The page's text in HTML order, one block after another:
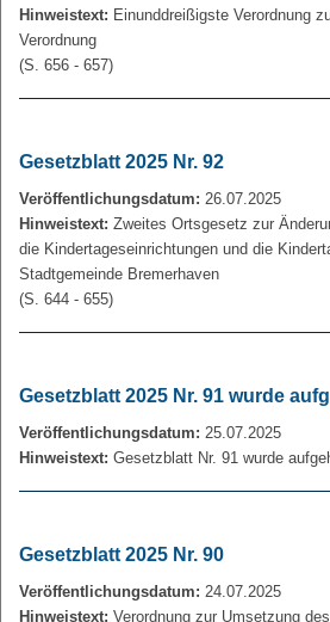
Hinweistext: Einunddreißigste Verordnung
Verordnung
(S. 656 - 657)
Gesetzblatt 2025 Nr. 92
Veröffentlichungsdatum: 26.07.2025
Hinweistext: Zweites Ortsgesetz zur
die Kindertageseinrichtungen und die
Stadtgemeinde Bremerhaven
(S. 644 - 655)
Gesetzblatt 2025 Nr. 91 wurde
Veröffentlichungsdatum: 25.07.2025
Hinweistext: Gesetzblatt Nr. 91 wurde
Gesetzblatt 2025 Nr. 90
Veröffentlichungsdatum: 24.07.2025
Hinweistext: Verordnung zur Umsetzung